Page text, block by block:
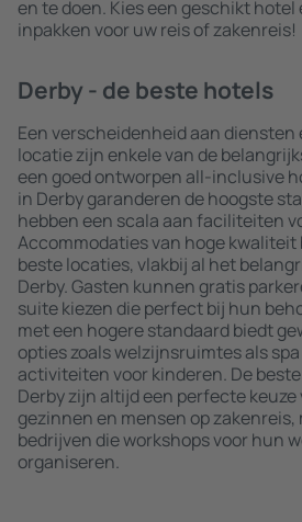
en te doen. Kies een geschikt
inpakken voor uw reis of zakenreis!
Derby - de beste hotels
Een verscheidenheid aan
locatie zijn enkele van de
een goed ontworpen all-inclusive
in Derby garanderen de hoogste
hebben een scala aan faciliteiten
Accommodaties van hoge kwaliteit
beste locaties, vlakbij al het
Derby. Gasten kunnen gratis
suite kiezen die perfect bij hun
met een hogere standaard biedt
opties zoals welzijnsruimtes als
activiteiten voor kinderen. De
Derby zijn altijd een perfecte keuze
gezinnen en mensen op zakenreis,
bedrijven die workshops voor hun
organiseren.